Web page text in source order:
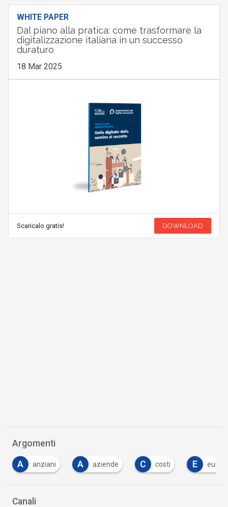
WHITE PAPER
Dal piano alla pratica: come trasformare la
digitalizzazione italiana in un successo
duraturo
18 Mar 2025
Scaricalo gratis! DOWNLOAD
Argomenti
A aziende C costi E europa F
Canali